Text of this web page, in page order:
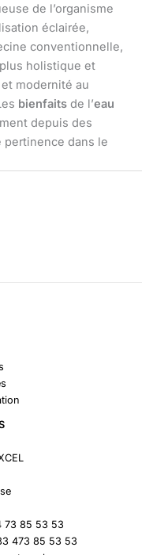
de l’organisme
éclairée,
conventionnelle,
holistique et
modernité au
bienfaits de l’eau
depuis des
dans le
73 85 53 53
473 85 53 53